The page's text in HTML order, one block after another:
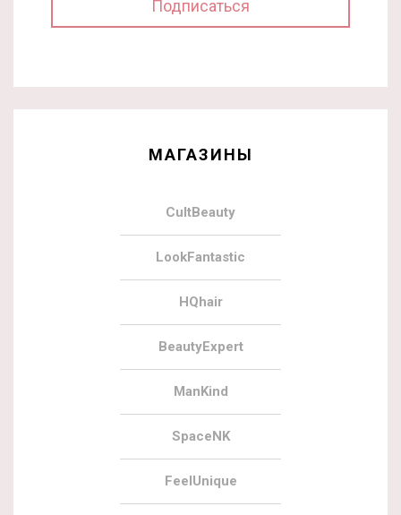
МАГАЗИНЫ
CultBeauty
LookFantastic
HQhair
BeautyExpert
ManKind
SpaceNK
FeelUnique